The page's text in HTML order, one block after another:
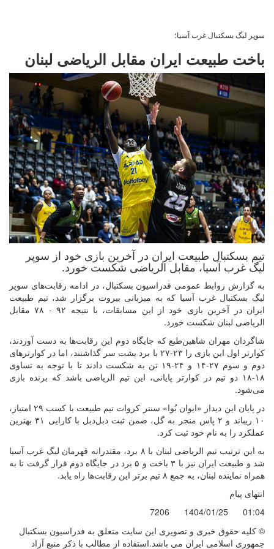
سوپر لیگ بسکتبال غرب آسیا؛
باخت طبیعت ایران مقابل الریاضی لبنان
تیم بسکتبال طبیعت ایران در آخرین بازی خود از سوپر
لیگ غرب آسیا، مقابل الریاضی شکست خورد.
به گزارش روابط عمومی فدراسیون بسکتبال، در ادامه رقابت‌های سوپر
لیگ بسکتبال غرب آسیا که به میزبانی بیروت برگزار شد، تیم طبیعت
ایران در آخرین بازی خود از این مسابقات، با نتیجه ۹۲ - ۷۸ مقابل
الریاضی لبنان شکست خورد.
شاگردان مهران شاهین‌طبع که جایگاه دوم این رقابت‌ها به دست آوردند،
کوارتر اول این بازی را ۲۳-۲۷ با برد پشت سر گذاشتند، اما در کوارترهای
دوم و سوم ۲۷-۱۴ و ۲۴-۱۹ تن به شکست دادند تا با توجه به تساوی
۱۸-۱۸ دو تیم در کوارتر پایانی، این تیم الریاضی باشد که برنده بازی
می‌شود.
در پایان این دیدار «ایوان بُوا» سنتر کروات تیم طبیعت با کسب ۲۹ امتیاز،
۱۰ ریباند و ۲ پاس منجر به گل، ضمن ثبت دبل‌دبل با کارایی ۳۱ بهترین
عملکرد را به نام خود ثبت کرد.
به این ترتیب تیم الریاضی لبنان با ۸ برد، مقتدرانه قهرمان لیگ غرب آسیا
شد و طبیعت ایران نیز با ۳ باخت و ۵ برد در جایگاه دوم قرار گرفت تا به
همراه نماینده لبنان، به جمع ۸ تیم برتر این رقابت‌ها راه یابد.
انتهای پیام
01:04
1404/01/25
7206
© کليه حقوق خبری و تصويری اين سايت متعلق به فدراسیون بسکتبال
جمهوری اسلامی ایران می باشد.استفاده از مطالب با ذكر منبع آزاد